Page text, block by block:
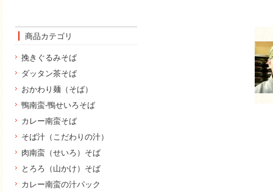
商品カテゴリ
挽きぐるみそば
ダッタン茶そば
おかわり麺（そば）
鴨南蛮-鴨せいろそば
カレー南蛮そば
そば汁（こだわりの汁）
肉南蛮（せいろ）そば
とろろ（山かけ）そば
カレー南蛮の汁パック